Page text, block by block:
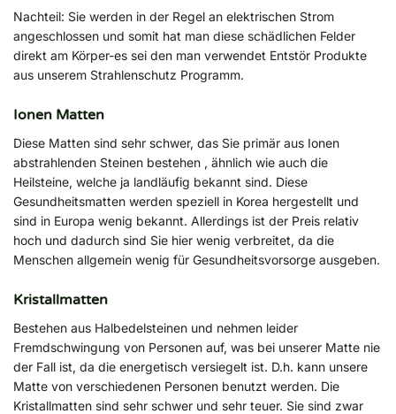
Nachteil: Sie werden in der Regel an elektrischen Strom
angeschlossen und somit hat man diese schädlichen Felder
direkt am Körper-es sei den man verwendet Entstör Produkte
aus unserem Strahlenschutz Programm.
Ionen Matten
Diese Matten sind sehr schwer, das Sie primär aus Ionen
abstrahlenden Steinen bestehen , ähnlich wie auch die
Heilsteine, welche ja landläufig bekannt sind. Diese
Gesundheitsmatten werden speziell in Korea hergestellt und
sind in Europa wenig bekannt. Allerdings ist der Preis relativ
hoch und dadurch sind Sie hier wenig verbreitet, da die
Menschen allgemein wenig für Gesundheitsvorsorge ausgeben.
Kristallmatten
Bestehen aus Halbedelsteinen und nehmen leider
Fremdschwingung von Personen auf, was bei unserer Matte nie
der Fall ist, da die energetisch versiegelt ist. D.h. kann unsere
Matte von verschiedenen Personen benutzt werden. Die
Kristallmatten sind sehr schwer und sehr teuer. Sie sind zwar